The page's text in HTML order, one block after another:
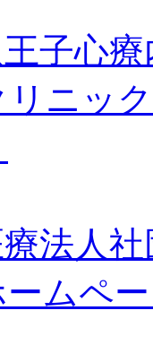
子心療
ニッ
法人
ムペ